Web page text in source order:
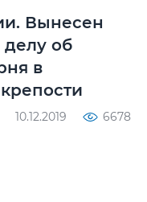
Вынесен
делу об
в
10.12.2019 6678